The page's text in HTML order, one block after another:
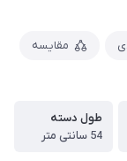
مقایسه
طول دسته
54 سانتی متر